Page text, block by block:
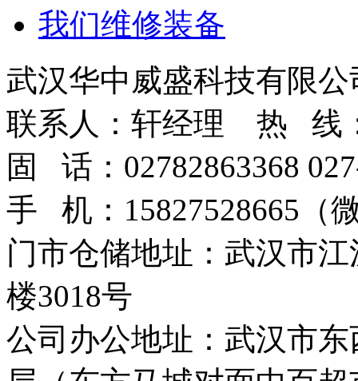
我们维修装备
武汉华中威盛科技有限公
联系人：轩经理 热 线
固 话：02782863368
手 机：15827528665（
门市仓储地址：武汉市
楼3018号
公司办公地址：武汉市